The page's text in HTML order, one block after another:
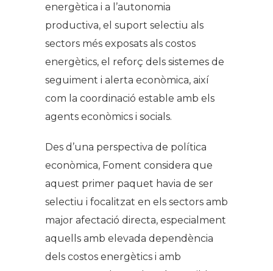
energètica i a l’autonomia
productiva, el suport selectiu als
sectors més exposats als costos
energètics, el reforç dels sistemes de
seguiment i alerta econòmica, així
com la coordinació estable amb els
agents econòmics i socials.
Des d’una perspectiva de política
econòmica, Foment considera que
aquest primer paquet havia de ser
selectiu i focalitzat en els sectors amb
major afectació directa, especialment
aquells amb elevada dependència
dels costos energètics i amb